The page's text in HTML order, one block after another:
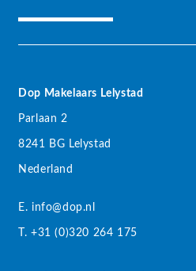
Dop Makelaars Lelystad
Parlaan 2
8241 BG Lelystad
Nederland
E. info@dop.nl
T. +31 (0)320 264 175